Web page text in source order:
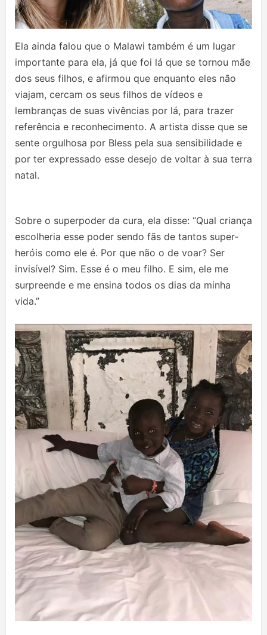
Ela ainda falou que o Malawi também é um lugar
importante para ela, já que foi lá que se tornou mãe
dos seus filhos, e afirmou que enquanto eles não
viajam, cercam os seus filhos de vídeos e
lembranças de suas vivências por lá, para trazer
referência e reconhecimento. A artista disse que se
sente orgulhosa por Bless pela sua sensibilidade e
por ter expressado esse desejo de voltar à sua terra
natal.
Sobre o superpoder da cura, ela disse: “Qual criança
escolheria esse poder sendo fãs de tantos super-
heróis como ele é. Por que não o de voar? Ser
invisível? Sim. Esse é o meu filho. E sim, ele me
surpreende e me ensina todos os dias da minha
vida.”